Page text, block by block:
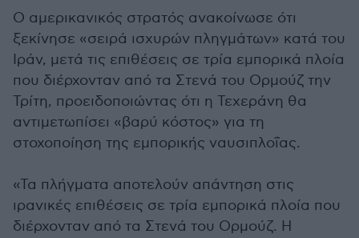
Ο αμερικανικός στρατός ανακοίνωσε ότι
ξεκίνησε «σειρά ισχυρών πληγμάτων» κατά του
Ιράν, μετά τις επιθέσεις σε τρία εμπορικά πλοία
που διέρχονταν από τα Στενά του Ορμούζ την
Τρίτη, προειδοποιώντας ότι η Τεχεράνη θα
αντιμετωπίσει «βαρύ κόστος» για τη
στοχοποίηση της εμπορικής ναυσιπλοΐας.
«Τα πλήγματα αποτελούν απάντηση στις
ιρανικές επιθέσεις σε τρία εμπορικά πλοία που
διέρχονταν από τα Στενά του Ορμούζ. Η